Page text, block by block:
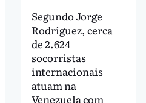
Segundo Jorge
Rodríguez, cerca
de 2.624
socorristas
internacionais
atuam na
Venezuela com